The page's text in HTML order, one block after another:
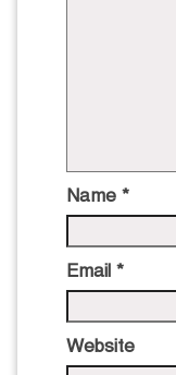
Name *
Email *
Website